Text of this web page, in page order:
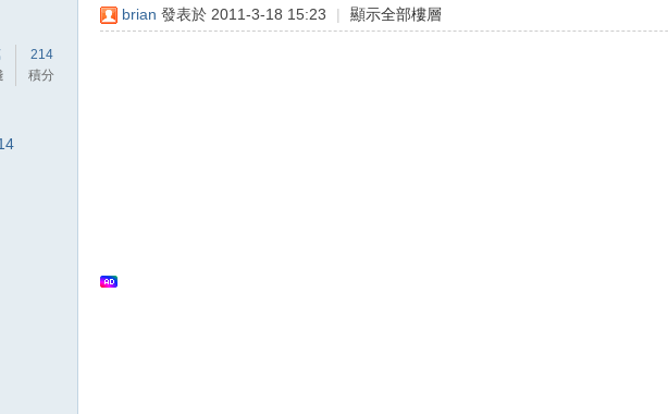
214
積分
brian 發表於 2011-3-18 15:23 | 顯示全部樓層